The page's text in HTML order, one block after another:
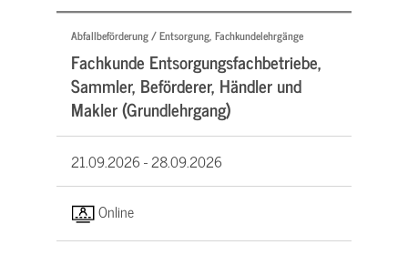
Abfallbeförderung / Entsorgung, Fachkundelehrgänge
Fachkunde Entsorgungsfachbetriebe,
Sammler, Beförderer, Händler und
Makler (Grundlehrgang)
21.09.2026 -28.09.2026
Online